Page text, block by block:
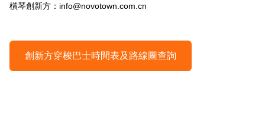
橫琴創新方： info@novotown.com.cn
創新方穿梭巴士時間表及路線圖查詢